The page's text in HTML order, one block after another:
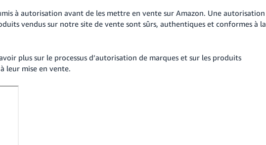
à autorisation avant de les mettre en vente sur Amazon. Une autorisation
vendus sur notre site de vente sont sûrs, authentiques et conformes à la
plus sur le processus d’autorisation de marques et sur les produits
leur mise en vente.